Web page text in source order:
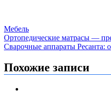
Мебель
Навигация
по
записям
Ортопедические матрасы —
Сварочные аппараты Ресанта:
Похожие записи